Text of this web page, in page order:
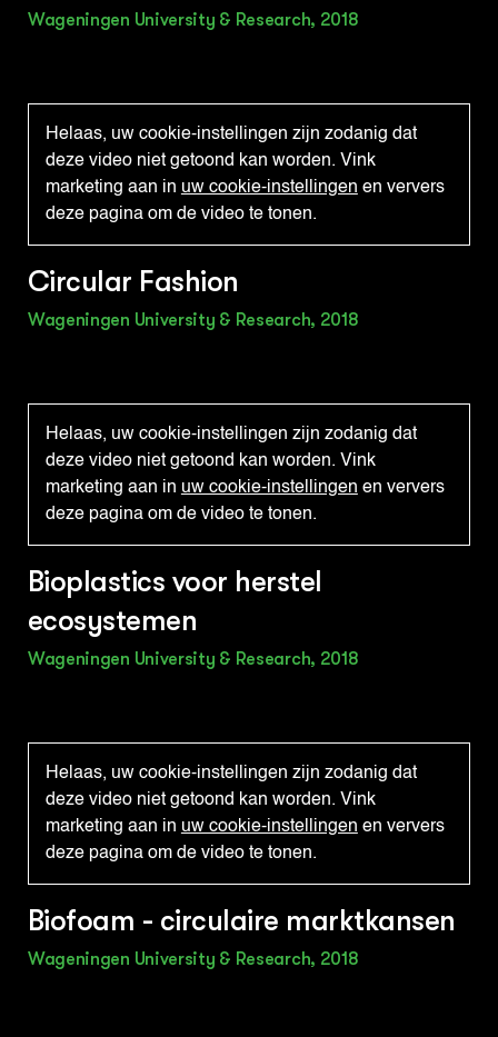
Wageningen University & Research, 2018
Helaas, uw cookie-instellingen zijn zodanig dat
deze video niet getoond kan worden. Vink
marketing aan in uw cookie-instellingen en ververs
deze pagina om de video te tonen.
Circular Fashion
Wageningen University & Research, 2018
Helaas, uw cookie-instellingen zijn zodanig dat
deze video niet getoond kan worden. Vink
marketing aan in uw cookie-instellingen en ververs
deze pagina om de video te tonen.
Bioplastics voor herstel
ecosystemen
Wageningen University & Research, 2018
Helaas, uw cookie-instellingen zijn zodanig dat
deze video niet getoond kan worden. Vink
marketing aan in uw cookie-instellingen en ververs
deze pagina om de video te tonen.
Biofoam - circulaire marktkansen
Wageningen University & Research, 2018